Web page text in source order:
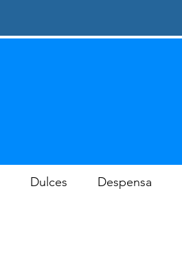
Dulces Despensa